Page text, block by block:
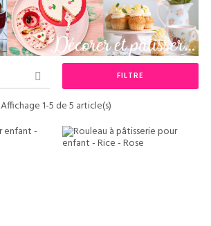
 FILTRE
Affichage 1-5 de 5 article(s)